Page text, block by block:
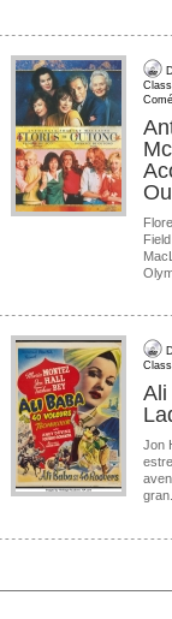
Ali
Jon